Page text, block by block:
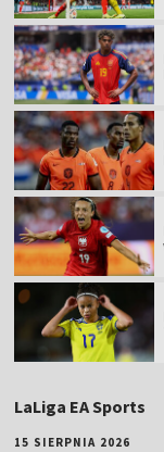
LaLiga EA Sports
15 SIERPNIA 2026